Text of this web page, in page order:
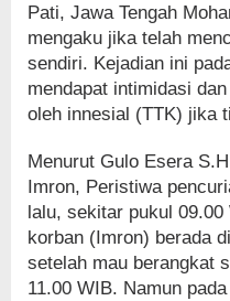
Pati, Jawa Tengah
mengaku jika telah
sendiri. Kejadian ini
mendapat intimidasi
oleh innesial (TTK) jika
Menurut Gulo Esera
Imron, Peristiwa
lalu, sekitar pukul
korban (Imron) berada
setelah mau berangkat
11.00 WIB. Namun